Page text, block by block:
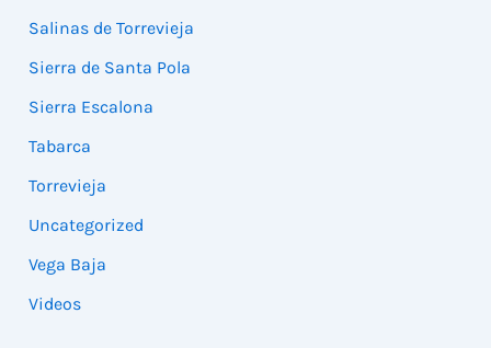
Salinas de Torrevieja
Sierra de Santa Pola
Sierra Escalona
Tabarca
Torrevieja
Uncategorized
Vega Baja
Videos